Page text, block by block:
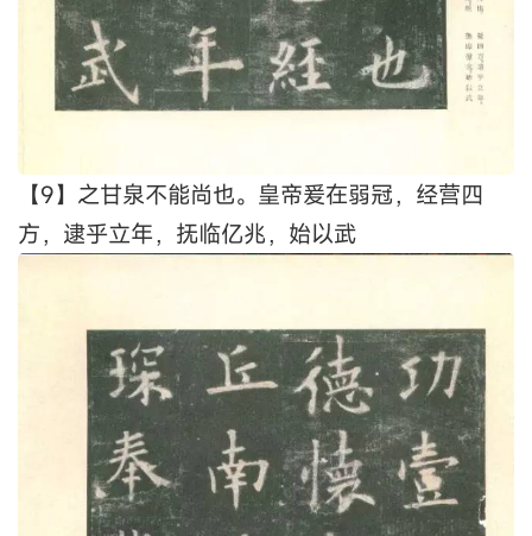
【9】之甘泉不能尚也。皇帝爰在弱冠，经营四
方，逮乎立年，抚临亿兆，始以武